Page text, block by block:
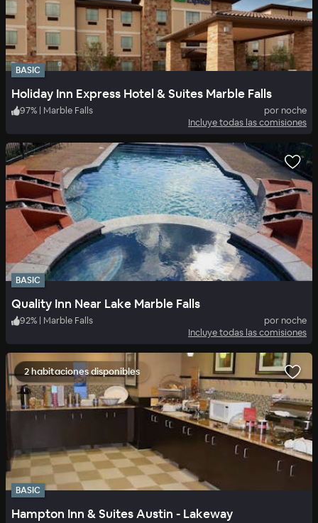
BASIC
Holiday Inn Express Hotel & Suites Marble Falls
97% | Marble Falls
por noche
Incluye todas las comisiones
BASIC
Quality Inn Near Lake Marble Falls
92% | Marble Falls
por noche
Incluye todas las comisiones
2 habitaciones disponibles
BASIC
Hampton Inn & Suites Austin - Lakeway